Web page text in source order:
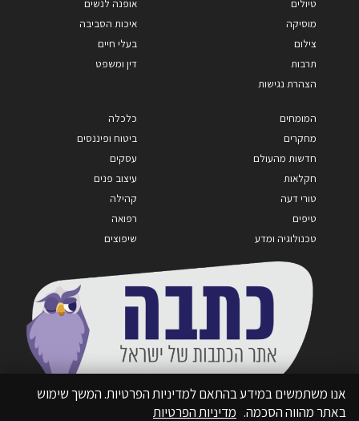
טיולים
מוסיקה
צילום
תרבות
הצהרת נגישות
אופנה לנשים
איכות הסביבה
בעלי חיים
דין ומשפט
המומחים
מחקרים
חדשות מהעולם
חקלאות
טורי דעה
טיפים
טכנולוגיה ומדע
כלכלה
ביטוח ופיננסים
עסקים
עיצוב פנים
קהילה
רפואה
שיפוצים
אנו משתמשים במידע בהתאם למדיניות הפרטיות. המשך שימוש
באתר מהווה הסכמה. מדיניות הפרטיות